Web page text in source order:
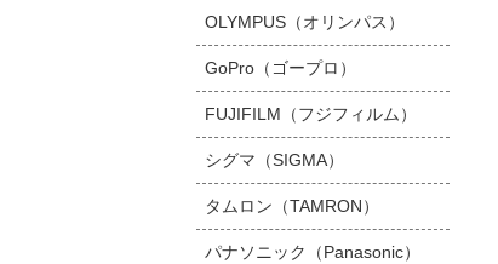
OLYMPUS（オリンパス）
GoPro（ゴープロ）
FUJIFILM（フジフィルム）
シグマ（SIGMA）
タムロン（TAMRON）
パナソニック（Panasonic）